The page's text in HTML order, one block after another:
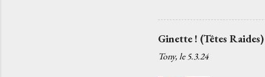
tandis
Ginette ! (Têtes Raides)
Tony, le 5.3.24